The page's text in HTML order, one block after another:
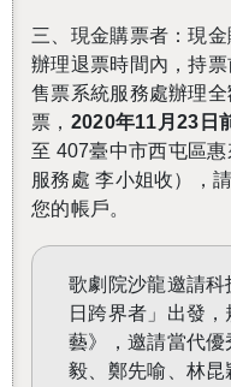
三、現金購票者：現
辦理退票時間內，持
售票系統服務處辦理
票， 2020年11月23日
至 407臺中市西屯區
服務處 李小姐收），
您的帳戶。
歌劇院沙龍邀請
日跨界者」出發，
藝》，邀請當代
毅、鄭先喻、林